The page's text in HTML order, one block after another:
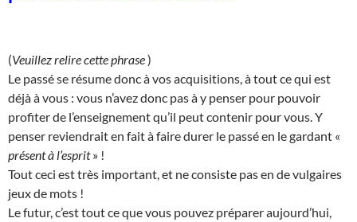
(Veuillez relire cette phrase)
Le passé se résume donc à vos acquisitions, à tout ce qui est
déjà à vous : vous n’avez donc pas à y penser pour pouvoir
profiter de l’enseignement qu’il peut contenir pour vous. Y
penser reviendrait en fait à faire durer le passé en le gardant «
présent à l’esprit» !
Tout ceci est très important, et ne consiste pas en de vulgaires
jeux de mots !
Le futur, c’est tout ce que vous pouvez préparer aujourd’hui,